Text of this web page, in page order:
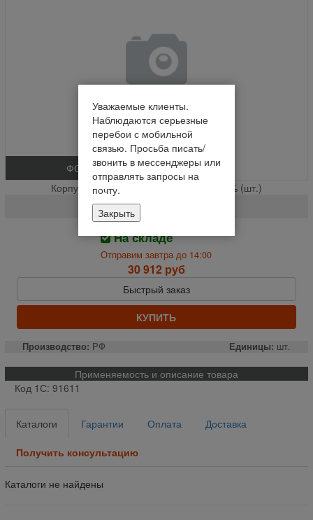
ФОТО
Корпус верхнего зернового элеватора % (шт.)
142.50.04.010 Р
На складе
Отправим завтра до 14:00
30 912 руб
Быстрый заказ
КУПИТЬ
Производство: РФ Единицы: шт.
Применяемость и описание товара
Код 1С: 91611
Каталоги Гарантии Оплата Доставка
Получить консультацию
Каталоги не найдены
Уважаемые клиенты.
Наблюдаются серьезные
перебои с мобильной
связью. Просьба писать/
звонить в мессенджеры или
отправлять запросы на
почту.
Закрыть